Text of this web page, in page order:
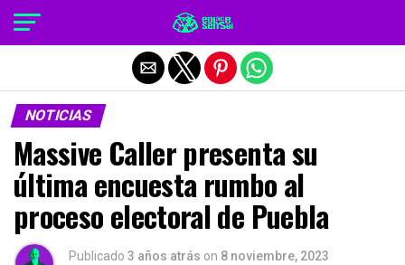
NOTICIAS
Massive Caller presenta su
última encuesta rumbo al
proceso electoral de Puebla
Publicado 3 años atrás on 8 noviembre, 2023
Salir de la versión móvil